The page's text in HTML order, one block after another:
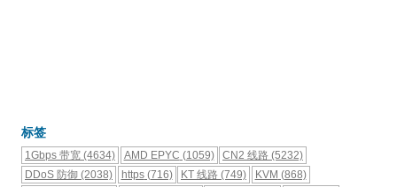
标签
1Gbps 带宽 (4634) AMD EPYC (1059) CN2 线路 (5232)
DDoS 防御 (2038) https(716) KT 线路 (749) KVM (868)